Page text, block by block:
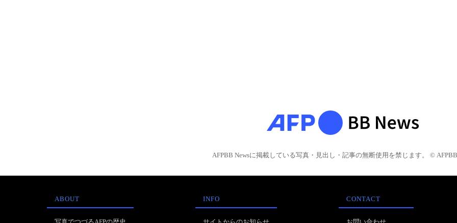
AFPBB Newsに掲載している写真・見出し・記事の無断使用を禁じます。 © AFPBB
ABOUT INFO CONTACT